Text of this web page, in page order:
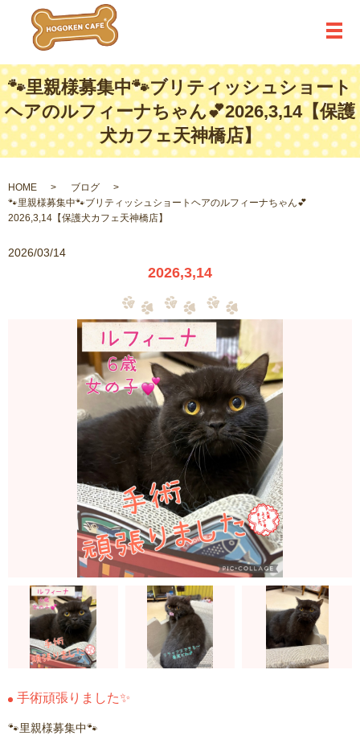
メ
🐾里親様募集中🐾ブリティッシュショート
ヘアのルフィーナちゃん💕2026,3,14【保護
犬カフェ天神橋店】
HOME
ブログ
🐾里親様募集中🐾ブリティッシュショートヘアのルフィーナちゃん💕
2026,3,14【保護犬カフェ天神橋店】
2026/03/14
2026,3,14
手術頑張りました✨
🐾里親様募集中🐾